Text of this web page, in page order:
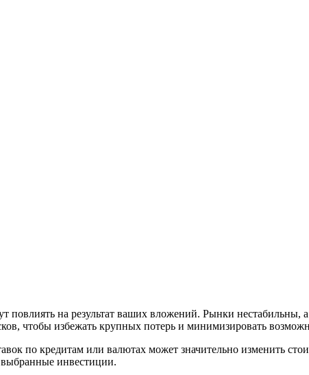
на результат ваших вложений. Рынки нестабильны, а
чтобы избежать крупных потерь и минимизировать
по кредитам или валютах может значительно изменить
инвестиции.